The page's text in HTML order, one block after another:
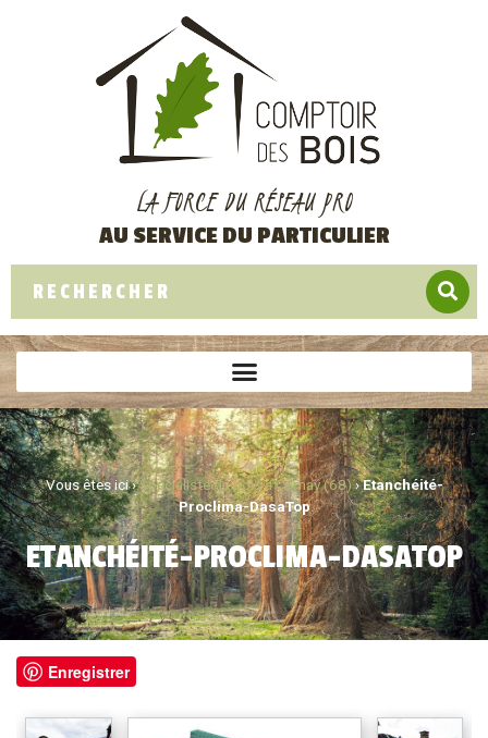
LA FORCE DU RÉSEAU PRO
AU SERVICE DU PARTICULIER
Vous êtes ici ›Spécialiste du bois à Cernay (68)›Etanchéité-
Proclima-DasaTop
ETANCHÉITÉ-PROCLIMA-DASATOP
Enregistrer